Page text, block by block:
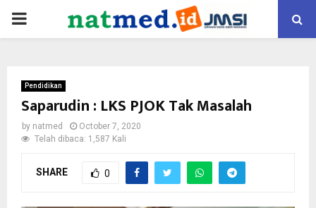
PRIMARY
Pendidikan
Saparudin : LKS PJOK Tak Masalah
by natmed
October 7, 2020
Telah dibaca: 1,587 Kali
SHARE 0